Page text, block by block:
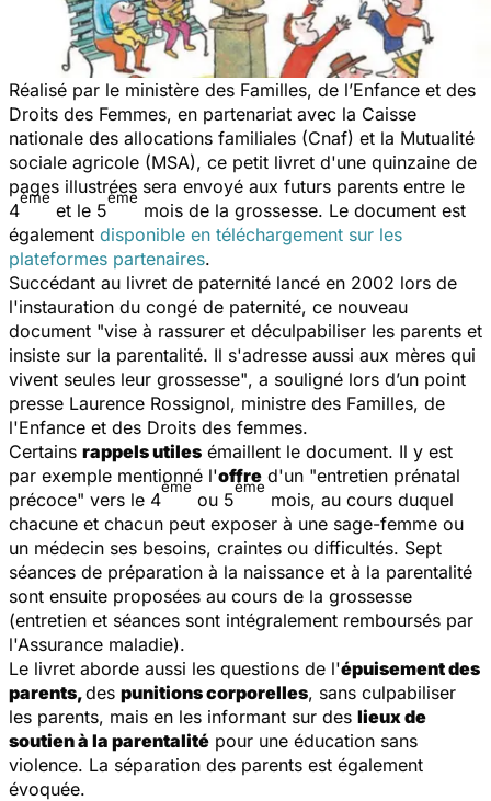
Réalisé par le ministère des Familles, de l’Enfance et des
Droits des Femmes, en partenariat avec la Caisse
nationale des allocations familiales (Cnaf) et la Mutualité
sociale agricole (MSA), ce petit livret d'une quinzaine de
pages illustrées sera envoyé aux futurs parents entre le
4
ème
et le 5
ème
mois de la grossesse. Le document est
également disponible en téléchargement sur les
plateformes partenaires.
Succédant au livret de paternité lancé en 2002 lors de
l'instauration du congé de paternité, ce nouveau
document "vise à rassurer et déculpabiliser les parents et
insiste sur la parentalité. Il s'adresse aussi aux mères qui
vivent seules leur grossesse", a souligné lors d’un point
presse Laurence Rossignol, ministre des Familles, de
l'Enfance et des Droits des femmes.
Certains rappels utiles émaillent le document. Il y est
par exemple mentionné l'offre d'un "entretien prénatal
précoce" vers le 4
ème
ou 5
ème
mois, au cours duquel
chacune et chacun peut exposer à une sage-femme ou
un médecin ses besoins, craintes ou difficultés. Sept
séances de préparation à la naissance et à la parentalité
sont ensuite proposées au cours de la grossesse
(entretien et séances sont intégralement remboursés par
l'Assurance maladie).
Le livret aborde aussi les questions de l'épuisement des
parents,des punitions corporelles, sans culpabiliser
les parents, mais en les informant sur des lieux de
soutien à la parentalité pour une éducation sans
violence. La séparation des parents est également
évoquée.